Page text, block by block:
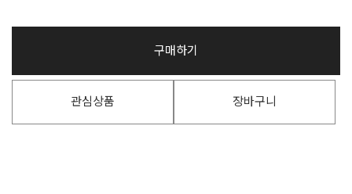
구매하기
관심상품 장바구니